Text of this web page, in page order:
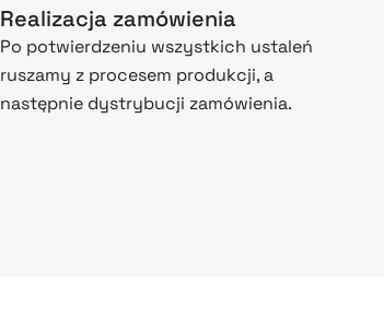
Realizacja zamówienia
Po potwierdzeniu wszystkich ustaleń
ruszamy z procesem produkcji, a
następnie dystrybucji zamówienia.